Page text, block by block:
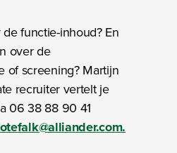
functie-inhoud? En
over de
of screening? Martijn
recruiter vertelt je
06 38 88 90 41